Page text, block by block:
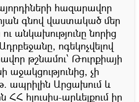
հազարավոր
գնով վաստակած մեր
անկախությունը նորից
ոգեկոչվելով
թշնամու՝ Թուրքիայի
աջակցությունից, չի
ապրիլին Արցախում և
ՀՀ հյուսիս-արևելքում իր